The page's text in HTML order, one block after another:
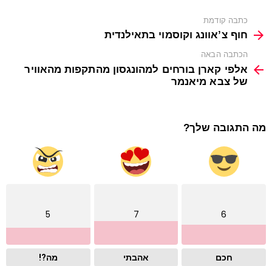
more
כתבה קודמת
חוף צ’אוונג וקוסמוי בתאילנדית
הכתבה הבאה
אלפי קארן בורחים למהונגסון מהתקפות מהאוויר
של צבא מיאנמר
מה התגובה שלך?
6
חכם
7
אהבתי
5
מה?!